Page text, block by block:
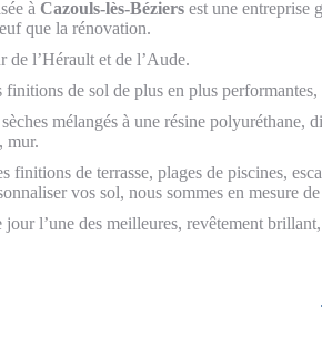
à Cazouls-lès-Béziers est une entreprise
que la rénovation.
de l’Hérault et de l’Aude.
de sol de plus en plus
mélangés à une résine
mur.
finitions de terrasse, plages de piscines,
vos sol, nous sommes en mesure
l’une des meilleures, revêtement